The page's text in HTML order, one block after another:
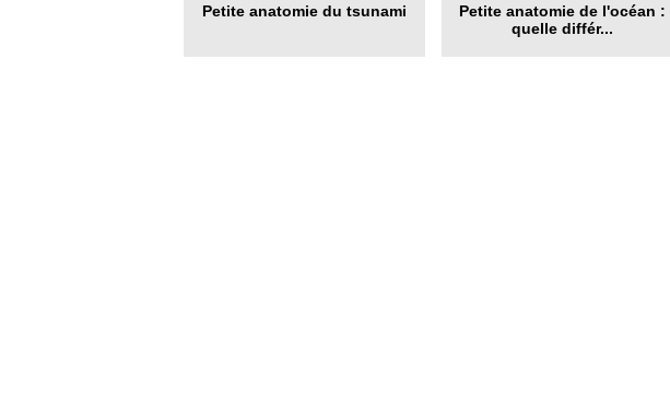
Petite anatomie du tsunami
Petite anatomie de l'océan :
quelle différ...